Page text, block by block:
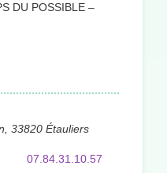
DU POSSIBLE –
33820 Étauliers
07.84.31.10.57